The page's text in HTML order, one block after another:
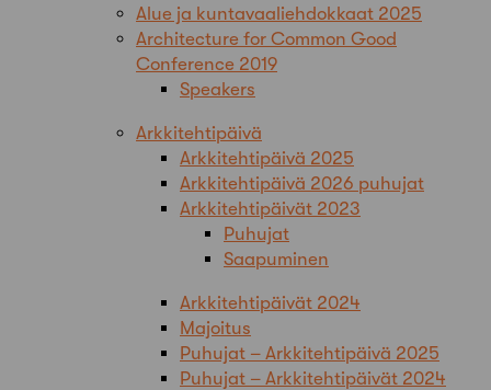
Alue ja kuntavaaliehdokkaat 2025
Architecture for Common Good
Conference 2019
Speakers
Arkkitehtipäivä
Arkkitehtipäivä 2025
Arkkitehtipäivä 2026 puhujat
Arkkitehtipäivät 2023
Puhujat
Saapuminen
Arkkitehtipäivät 2024
Majoitus
Puhujat – Arkkitehtipäivä 2025
Puhujat – Arkkitehtipäivät 2024